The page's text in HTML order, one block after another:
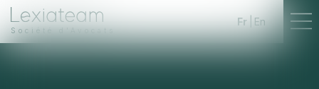
Société d'Avocats
Fr En